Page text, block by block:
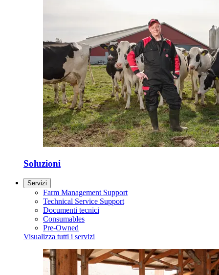
Soluzioni
Servizi
Farm Management Support
Technical Service Support
Documenti tecnici
Consumables
Pre-Owned
Visualizza tutti i servizi